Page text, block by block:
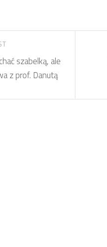
szabelką, ale
z prof. Danutą